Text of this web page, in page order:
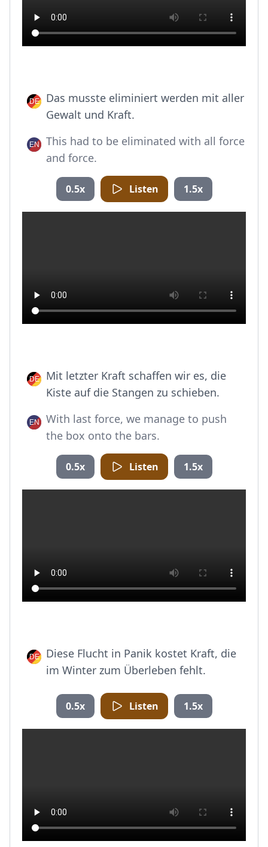
Das musste eliminiert werden mit aller
Gewalt und Kraft.
This had to be eliminated with all force
and force.
0.5x Listen 1.5x
Mit letzter Kraft schaffen wir es, die
Kiste auf die Stangen zu schieben.
With last force, we manage to push
the box onto the bars.
0.5x Listen 1.5x
Diese Flucht in Panik kostet Kraft, die
im Winter zum Überleben fehlt.
0.5x Listen 1.5x